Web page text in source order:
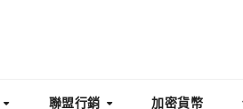
聯盟行銷 加密貨幣